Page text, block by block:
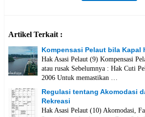
Artikel Terkait :
Kompensasi Pelaut bila Kapal
Hak Asasi Pelaut (9) Kompensasi
atau rusak Sebelumnya : Hak Cuti
2006 Untuk memastikan …
Regulasi tentang Akomodasi
Rekreasi
Hak Asasi Pelaut (10) Akomodasi,